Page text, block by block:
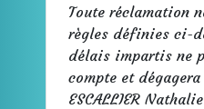
Toute réclamation
règles définies ci-
délais impartis ne
compte et
ESCALLIER